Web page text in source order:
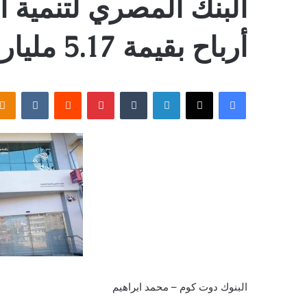
البنك المصري
أرباح بقيمة 5.17 مليار جنيه خلال 2024
فيسبوك ‫X لينكدإن بينتيريست
البنوك دوت كوم – محمد ابراهيم